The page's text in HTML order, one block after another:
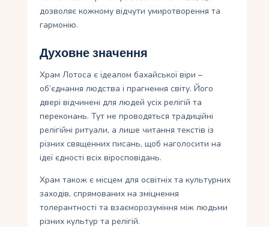
дозволяє кожному відчути умиротворення та
гармонію.
Духовне значення
Храм Лотоса є ідеалом бахайської віри –
об’єднання людства і прагнення світу. Його
двері відчинені для людей усіх релігій та
переконань. Тут не проводяться традиційні
релігійні ритуали, а лише читання текстів із
різних священних писань, щоб наголосити на
ідеї єдності всіх віросповідань.
Храм також є місцем для освітніх та культурних
заходів, спрямованих на зміцнення
толерантності та взаєморозуміння між людьми
різних культур та релігій.